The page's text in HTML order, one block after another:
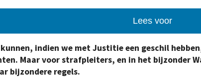
Lees voor
kunnen, indien we met Justitie een geschil
Maar voor strafpleiters, en in het bijzonder
bijzondere regels.